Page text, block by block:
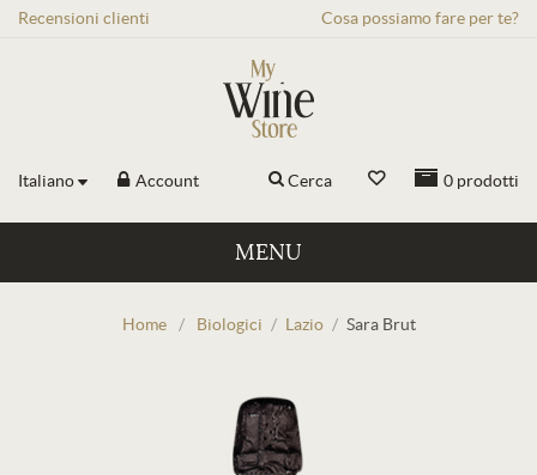
Recensioni clienti Cosa possiamo fare per te?
Italiano Account 0 prodotti
Cerca
MENU
Home / Biologici / Lazio / Sara Brut